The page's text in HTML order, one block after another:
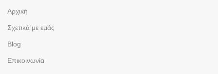
Αρχική
Σχετικά με εμάς
Blog
Επικοινωνία